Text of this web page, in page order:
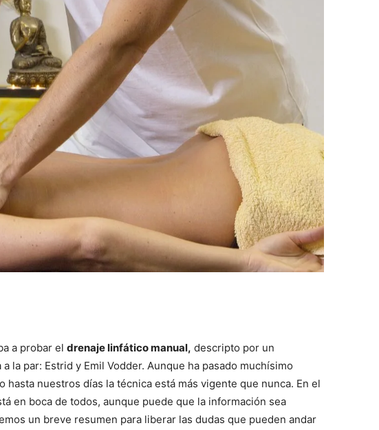
a probar el drenaje linfático manual, descripto por un
la par: Estrid y Emil Vodder. Aunque ha pasado muchísimo
nuestros días la técnica está más vigente que nunca. En el
en boca de todos, aunque puede que la información sea
un breve resumen para liberar las dudas que pueden andar